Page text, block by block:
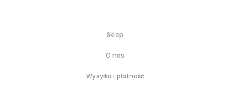
Sklep
O nas
Wysyłka i płatność